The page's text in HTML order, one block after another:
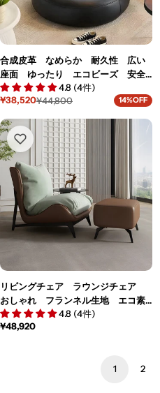
合成皮革 なめらか 耐久性 広い
座面 ゆったり エコビーズ 安全
無臭 弾力性 型崩れしにくい ソ
ファ ビーズクッション ふわふ
ラック BSF-K-076
4.8 (4件)
セ
ル
価
格
¥38,520
通
価
格
¥44,800 14%OFF
リビングチェア ラウンジチェア
おしゃれ フランネル生地 エコ素
材 クッション 柔らかい スチー
ル シリコンフィル フェザー カス
4.8 (4件)
通
¥48,920
1 2